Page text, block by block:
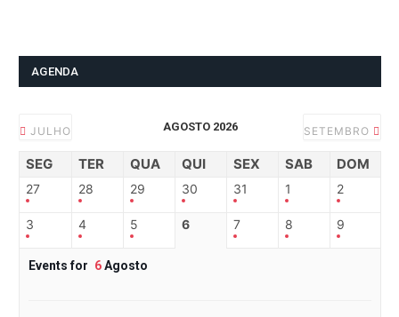
AGENDA
JULHO AGOSTO 2026 SETEMBRO
SEG TER QUA QUI SEX SAB DOM
27 28 29 30 31 1 2
3 4 5 6 7 8 9
Events for 6Agosto